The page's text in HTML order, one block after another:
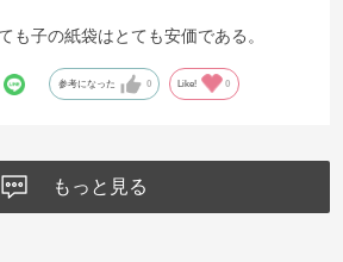
も子の紙袋はとても安価である。
参考になった 0 Like! 0
もっと見る